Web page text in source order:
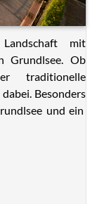
mit
Grundlsee. Ob
traditionelle
Besonders
und ein